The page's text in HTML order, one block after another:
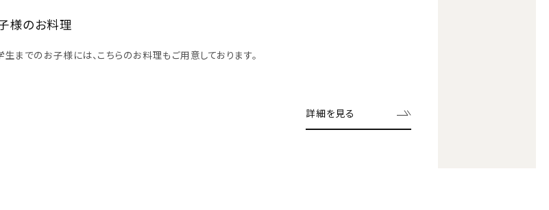
様のお料理
生までのお子様には、こちらのお料理もご用意しております。
詳細を見る